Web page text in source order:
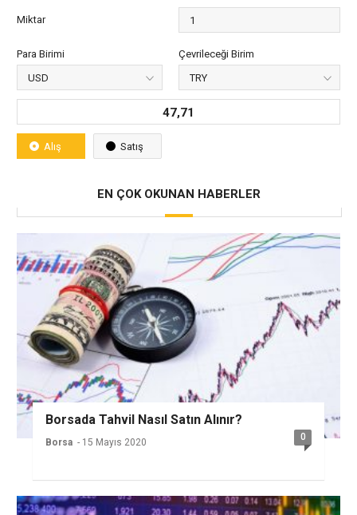
Miktar
Para Birimi Çevrileceği Birim
47,71
Alış Satış
EN ÇOK OKUNAN HABERLER
Borsada Tahvil Nasıl Satın Alınır?
Borsa - 15 Mayıs 2020 0